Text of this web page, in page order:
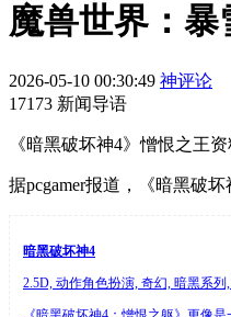
魔兽世界：
2026-05-10 00:30:49 神评论
17173 新闻导语
《暗黑破坏神4》憎恨之王
据pcgamer报道，《暗黑破
暗黑破坏神4
2.5D, 动作角色扮演, 奇幻, 暗黑系列